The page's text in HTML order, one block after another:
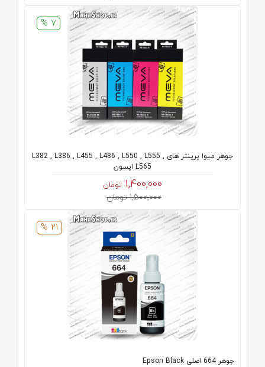
7 %
جوهر میوا پرینتر های L382 , L386 , L455 , L486 , L550 , L555 ,
L565 اپسون
1,400,000 تومان
1,500,000 تومان
21 %
جوهر 664 اصلی Epson Black